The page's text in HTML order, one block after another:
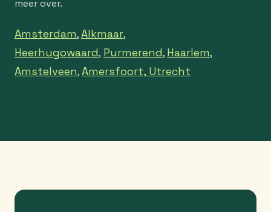
meer over.
Amsterdam,Alkmaar,
Heerhugowaard, Purmerend, Haarlem,
Amstelveen,Amersfoort, Utrecht